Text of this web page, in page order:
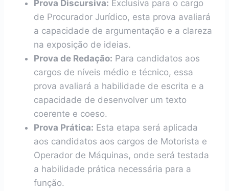
Prova Discursiva: Exclusiva para o cargo
de Procurador Jurídico, esta prova avaliará
a capacidade de argumentação e a clareza
na exposição de ideias.
Prova de Redação: Para candidatos aos
cargos de níveis médio e técnico, essa
prova avaliará a habilidade de escrita e a
capacidade de desenvolver um texto
coerente e coeso.
Prova Prática: Esta etapa será aplicada
aos candidatos aos cargos de Motorista e
Operador de Máquinas, onde será testada
a habilidade prática necessária para a
função.